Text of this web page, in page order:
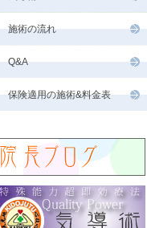
施術の流れ
Q&A
保険適用の施術&料金表